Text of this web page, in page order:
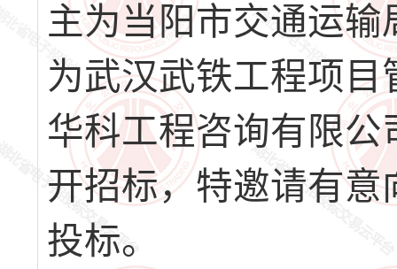
主为当阳市交通运
为武汉武铁工程项
华科工程咨询有限
开招标，特邀请有
投标。